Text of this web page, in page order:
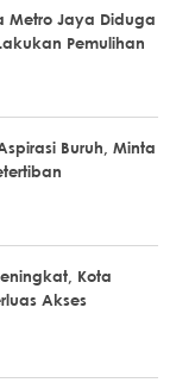
Metro Jaya Diduga
Pemulihan
Buruh, Minta
Kota
Akses